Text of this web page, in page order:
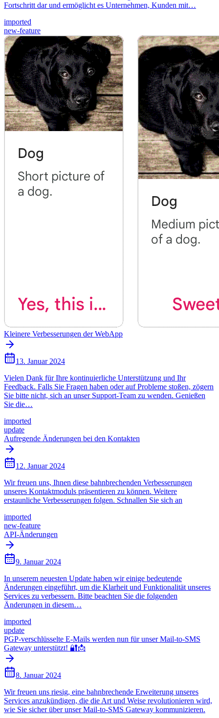
Fortschritt dar und ermöglicht es Unternehmen, Kunden mit…
imported
new-feature
Kleinere Verbesserungen der WebApp
13. Januar 2024
Vielen Dank für Ihre kontinuierliche Unterstützung und Ihr
Feedback. Falls Sie Fragen haben oder auf Probleme stoßen, zögern
Sie bitte nicht, sich an unser Support-Team zu wenden. Genießen
Sie die…
imported
update
Aufregende Änderungen bei den Kontakten
12. Januar 2024
Wir freuen uns, Ihnen diese bahnbrechenden Verbesserungen
unseres Kontaktmoduls präsentieren zu können. Weitere
erstaunliche Verbesserungen folgen. Schnallen Sie sich an
imported
new-feature
API-Änderungen
9. Januar 2024
In unserem neuesten Update haben wir einige bedeutende
Änderungen eingeführt, um die Klarheit und Funktionalität unseres
Services zu verbessern. Bitte beachten Sie die folgenden
Änderungen in diesem…
imported
update
PGP-verschlüsselte E-Mails werden nun für unser Mail-to-SMS
Gateway unterstützt! 🔐📩
8. Januar 2024
Wir freuen uns riesig, eine bahnbrechende Erweiterung unseres
Services anzukündigen, die die Art und Weise revolutionieren wird,
wie Sie sicher über unser Mail-to-SMS Gateway kommunizieren.